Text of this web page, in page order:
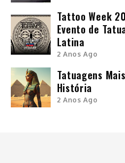
Tattoo Week
Evento de
Latina
2 Anos Ago
Tatuagens
História
2 Anos Ago